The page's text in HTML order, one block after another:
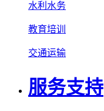
水利水务
教育培训
交通运输
服务支持